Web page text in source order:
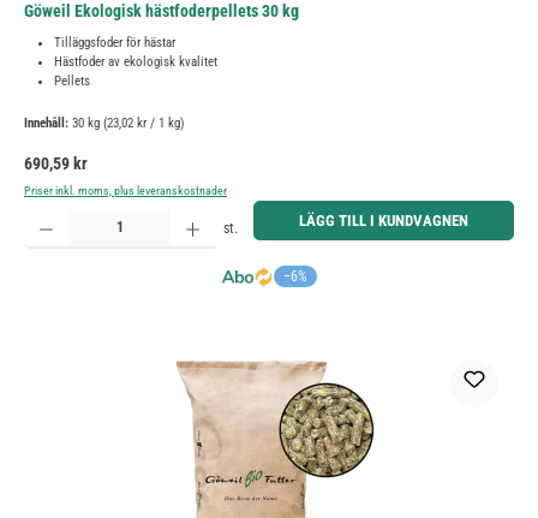
Göweil Ekologisk hästfoderpellets 30 kg
Tilläggsfoder för hästar
Hästfoder av ekologisk kvalitet
Pellets
Innehåll: 30 kg (23,02 kr / 1 kg)
Ordinarie pris:
690,59 kr
Priser inkl. moms, plus leveranskostnader
−6%
Produktkvantitet: Ange önskat belopp eller använd knapparna för att öka eller minska kvantiteten.
st. LÄGG TILL I KUNDVAGNEN